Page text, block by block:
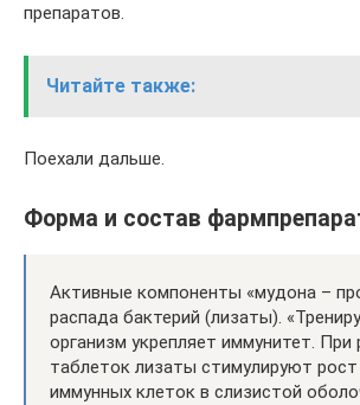
препаратов.
Читайте также:
Поехали дальше.
Форма и состав
Активные компоненты «мудона –
распада бактерий (лизаты).
организм укрепляет иммунитет. При
таблеток лизаты стимулируют рост
иммунных клеток в слизистой